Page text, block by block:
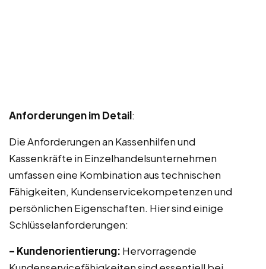
Anforderungen im Detail:
Die Anforderungen an Kassenhilfen und
Kassenkräfte in Einzelhandelsunternehmen
umfassen eine Kombination aus technischen
Fähigkeiten, Kundenservicekompetenzen und
persönlichen Eigenschaften. Hier sind einige
Schlüsselanforderungen:
– Kundenorientierung: Hervorragende